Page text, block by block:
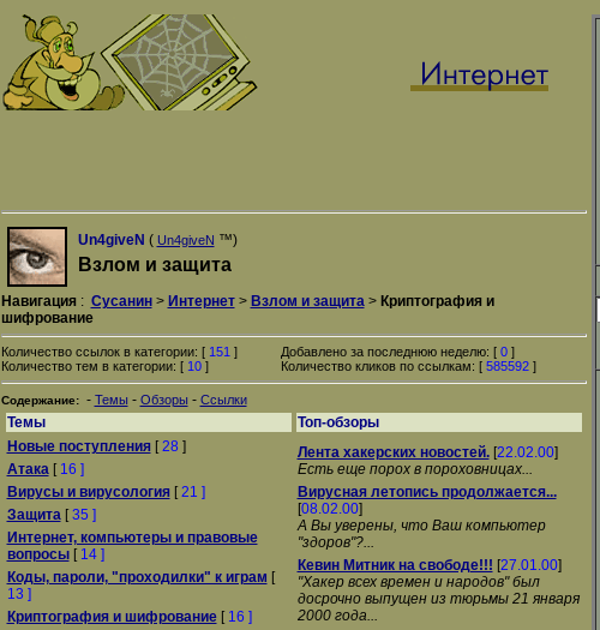
Un4giveN ( Un4giveN ™)
Взлом и защита
Навигация: Сусанин> Интернет> Взлом и защита> Криптография и
шифрование
Количество ссылок в категории: [ 151 ]
Количество тем в категории: [ 10]
Добавлено за последнюю неделю: [ 0]
Количество кликов по ссылкам: [ 585592]
Содержание: - Темы - Обзоры - Ссылки
Темы
Топ-обзоры
Новые поступления[28 ]
Атака[ 16 ]
Вирусы и вирусология[21 ]
Защита[35 ]
Интернет, компьютеры и правовые
вопросы[ 14 ]
Коды, пароли, "проходилки" к играм [
13 ]
Криптография и шифрование[ 16 ]
Лента хакерских новостей.[22.02.00]
Есть еще порох в пороховницах...
Вирусная летопись продолжается...
[08.02.00]
А Вы уверены, что Ваш компьютер
"здоров"?...
Кевин Митник на свободе!!! [27.01.00]
"Хакер всех времен и народов" был
досрочно выпущен из тюрьмы 21 января
2000 года...